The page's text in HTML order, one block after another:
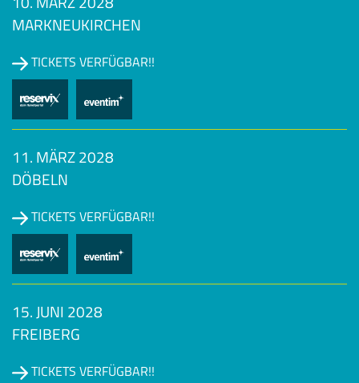
MARKNEUKIRCHEN
TICKETS VERFÜGBAR!!
11. MÄRZ 2028
DÖBELN
TICKETS VERFÜGBAR!!
15. JUNI 2028
FREIBERG
TICKETS VERFÜGBAR!!